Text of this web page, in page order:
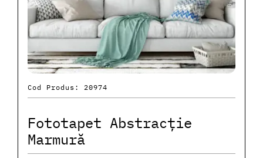
Cod Produs: 20974
Fototapet Abstracție
Marmură